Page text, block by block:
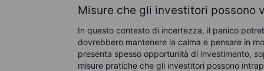
Misure che gli investitori possono
In questo contesto di incertezza, il panico
dovrebbero mantenere la calma e pensare in
presenta spesso opportunità di investimento,
misure pratiche che gli investitori possono